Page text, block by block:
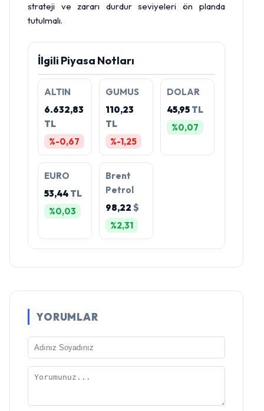
strateji ve zararı durdur seviyeleri ön planda
tutulmalı.
İlgili Piyasa Notları
ALTIN
6.632,83
TL
%-0,67
GUMUS
110,23
TL
%-1,25
DOLAR
45,95 TL
%0,07
EURO
53,44 TL
%0,03
Brent
Petrol
98,22$
%2,31
YORUMLAR